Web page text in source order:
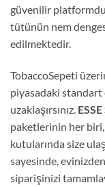
güvenilir
tütünün nem
edilmektedir.
TobaccoSepeti
piyasadaki standart
uzaklaşırsınız.
paketlerinin her
kutularında size
sayesinde,
siparişinizi